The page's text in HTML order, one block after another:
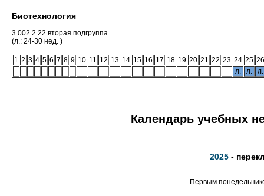
Биотехнология
3.002.2.22 вторая подгруппа
(л.: 24-30 нед. )
1 2 3 4 5 6 7 8 9 10 11 12 13 14 15 16 17 18 19 20 21 22 23 24 25 26
л.
л. л.
Календарь учебных
2025 -
Первым